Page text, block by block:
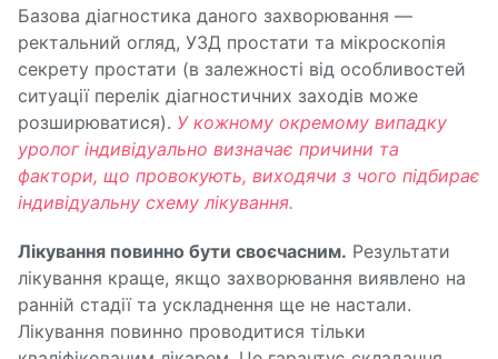
Базова діагностика даного захворювання —
ректальний огляд, УЗД простати та мікроскопія
секрету простати (в залежності від особливостей
ситуації перелік діагностичних заходів може
розширюватися). У кожному окремому випадку
уролог індивідуально визначає причини та
фактори, що провокують, виходячи з чого підбирає
індивідуальну схему лікування.
Лікування повинно бути своєчасним. Результати
лікування краще, якщо захворювання виявлено на
ранній стадії та ускладнення ще не настали.
Лікування повинно проводитися тільки